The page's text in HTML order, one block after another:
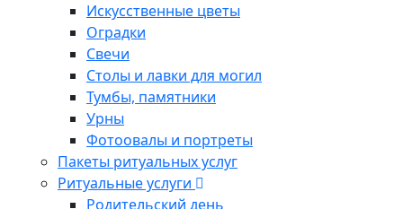
Искусственные цветы
Оградки
Свечи
Столы и лавки для могил
Тумбы, памятники
Урны
Фотоовалы и портреты
Пакеты ритуальных услуг
Ритуальные услуги
Родительский день